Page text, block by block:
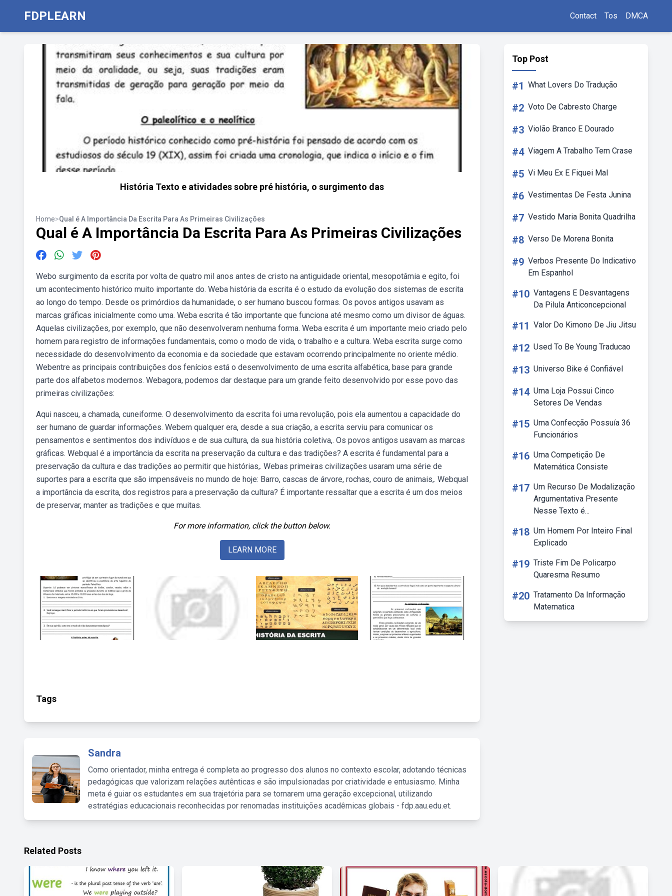
FDPLEARN Contact Tos DMCA
História Texto e atividades sobre pré história, o surgimento das
Home>Qual é A Importância Da Escrita Para As Primeiras Civilizações
Qual é A Importância Da Escrita Para As Primeiras Civilizações
Webo surgimento da escrita por volta de quatro mil anos antes de cristo na antiguidade oriental, mesopotâmia e egito, foi
um acontecimento histórico muito importante do. Weba história da escrita é o estudo da evolução dos sistemas de escrita
ao longo do tempo. Desde os primórdios da humanidade, o ser humano buscou formas. Os povos antigos usavam as
marcas gráficas inicialmente como uma. Weba escrita é tão importante que funciona até mesmo como um divisor de águas.
Aquelas civilizações, por exemplo, que não desenvolveram nenhuma forma. Weba escrita é um importante meio criado pelo
homem para registro de informações fundamentais, como o modo de vida, o trabalho e a cultura. Weba escrita surge como
necessidade do desenvolvimento da economia e da sociedade que estavam ocorrendo principalmente no oriente médio.
Webentre as principais contribuições dos fenícios está o desenvolvimento de uma escrita alfabética, base para grande
parte dos alfabetos modernos. Webagora, podemos dar destaque para um grande feito desenvolvido por esse povo das
primeiras civilizações:
Aqui nasceu, a chamada, cuneiforme. O desenvolvimento da escrita foi uma revolução, pois ela aumentou a capacidade do
ser humano de guardar informações. Webem qualquer era, desde a sua criação, a escrita serviu para comunicar os
pensamentos e sentimentos dos indivíduos e de sua cultura, da sua história coletiva,. Os povos antigos usavam as marcas
gráficas. Webqual é a importância da escrita na preservação da cultura e das tradições? A escrita é fundamental para a
preservação da cultura e das tradições ao permitir que histórias,. Webas primeiras civilizações usaram uma série de
suportes para a escrita que são impensáveis no mundo de hoje: Barro, cascas de árvore, rochas, couro de animais,. Webqual
a importância da escrita, dos registros para a preservação da cultura? É importante ressaltar que a escrita é um dos meios
de preservar, manter as tradições e que muitas.
For more information, click the button below.
LEARN MORE
Tags
Sandra
Como orientador, minha entrega é completa ao progresso dos alunos no contexto escolar, adotando técnicas
pedagógicas que valorizam relações autênticas e são impulsionadas por criatividade e entusiasmo. Minha
meta é guiar os estudantes em sua trajetória para se tornarem uma geração excepcional, utilizando
estratégias educacionais reconhecidas por renomadas instituições acadêmicas globais - fdp.aau.edu.et.
Top Post
#1 What Lovers Do Tradução
#2 Voto De Cabresto Charge
#3 Violão Branco E Dourado
#4 Viagem A Trabalho Tem Crase
#5 Vi Meu Ex E Fiquei Mal
#6 Vestimentas De Festa Junina
#7 Vestido Maria Bonita Quadrilha
#8 Verso De Morena Bonita
#9 Verbos Presente Do Indicativo
Em Espanhol
#10 Vantagens E Desvantagens
Da Pilula Anticoncepcional
#11 Valor Do Kimono De Jiu Jitsu
#12 Used To Be Young Traducao
#13 Universo Bike é Confiável
#14 Uma Loja Possui Cinco
Setores De Vendas
#15 Uma Confecção Possuía 36
Funcionários
#16 Uma Competição De
Matemática Consiste
#17 Um Recurso De Modalização
Argumentativa Presente
Nesse Texto é...
#18 Um Homem Por Inteiro Final
Explicado
#19 Triste Fim De Policarpo
Quaresma Resumo
#20 Tratamento Da Informação
Matematica
Related Posts